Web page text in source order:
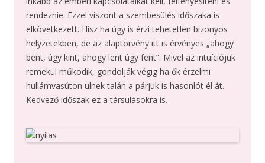
rendeznie. Ezzel viszont a szembesülés időszaka is
elkövetkezett. Hisz ha úgy is érzi tehetetlen bizonyos
helyzetekben, de az alaptörvény itt is érvényes „ahogy
bent, úgy kint, ahogy lent úgy fent”. Mivel az intuíciójuk
remekül működik, gondolják végig ha ők érzelmi
hullámvasúton ülnek talán a párjuk is hasonlót él át.
Kedvező időszak ez a társulásokra is.